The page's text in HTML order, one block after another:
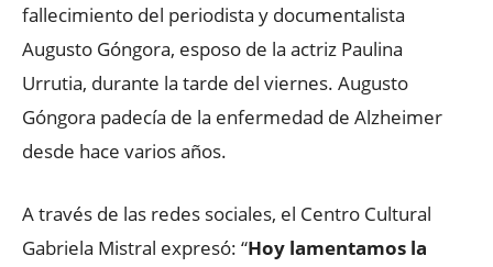
fallecimiento del periodista y documentalista
Augusto Góngora, esposo de la actriz Paulina
Urrutia, durante la tarde del viernes. Augusto
Góngora padecía de la enfermedad de Alzheimer
desde hace varios años.
A través de las redes sociales, el Centro Cultural
Gabriela Mistral expresó: “Hoy lamentamos la